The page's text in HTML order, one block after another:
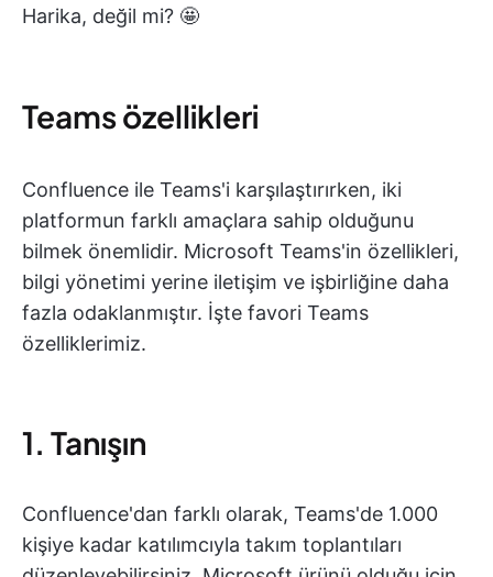
Harika, değil mi? 🤩
Teams özellikleri
Confluence ile Teams'i karşılaştırırken, iki
platformun farklı amaçlara sahip olduğunu
bilmek önemlidir. Microsoft Teams'in özellikleri,
bilgi yönetimi yerine iletişim ve işbirliğine daha
fazla odaklanmıştır. İşte favori Teams
özelliklerimiz.
1. Tanışın
Confluence'dan farklı olarak, Teams'de 1.000
kişiye kadar katılımcıyla takım toplantıları